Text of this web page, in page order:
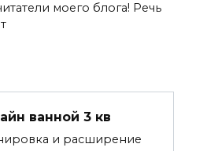
моего блога! Речь
ванной 3 кв
и расширение